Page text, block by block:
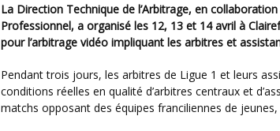
La Direction Technique de l’Arbitrage, en collaboration avec la Ligue de Football
Professionnel, a organisé les 12, 13 et 14 avril à
pour l’arbitrage vidéo impliquant les arbitres et
Pendant trois jours, les arbitres de Ligue 1 et leurs assistants se sont exercés dans des
conditions réelles en qualité d’arbitres centraux et
matchs opposant des équipes franciliennes de